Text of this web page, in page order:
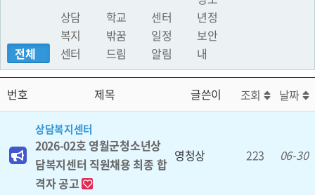
전체
상담
복지
센터
학교
밖꿈
드림
센터
일정
알림
년정
보안
내
번호 제목 글쓴이 조회 날짜
상담복지센터
2026-02호 영월군청소년상
담복지센터 직원채용 최종 합
격자 공고
영청상 223 06-30